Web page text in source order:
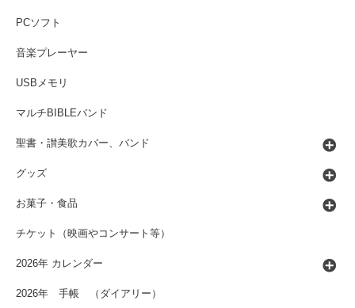
PCソフト
音楽プレーヤー
USBメモリ
マルチBIBLEバンド
聖書・讃美歌カバー、バンド
グッズ
お菓子・食品
チケット（映画やコンサート等）
2026年 カレンダー
2026年 手帳 （ダイアリー）